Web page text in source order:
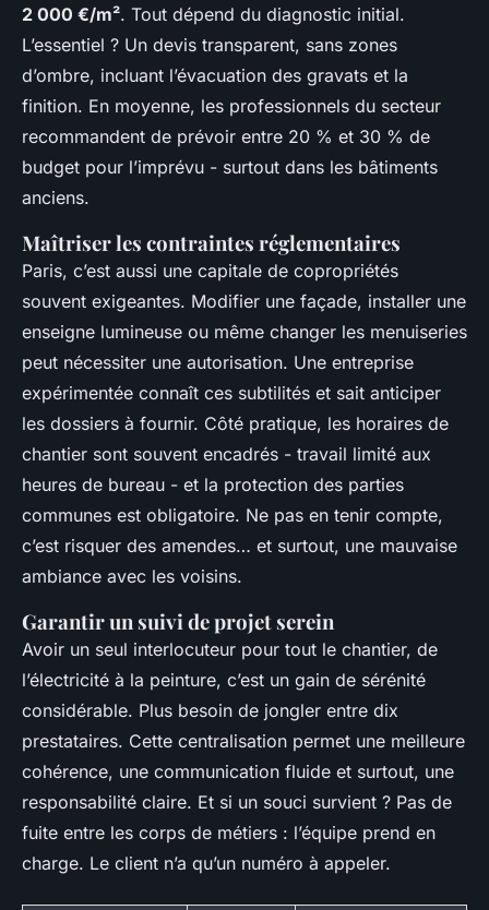
2 000 €/m². Tout dépend du diagnostic initial.
L’essentiel ? Un devis transparent, sans zones
d’ombre, incluant l’évacuation des gravats et la
finition. En moyenne, les professionnels du secteur
recommandent de prévoir entre 20 % et 30 % de
budget pour l’imprévu - surtout dans les bâtiments
anciens.
Maîtriser les contraintes réglementaires
Paris, c’est aussi une capitale de copropriétés
souvent exigeantes. Modifier une façade, installer une
enseigne lumineuse ou même changer les menuiseries
peut nécessiter une autorisation. Une entreprise
expérimentée connaît ces subtilités et sait anticiper
les dossiers à fournir. Côté pratique, les horaires de
chantier sont souvent encadrés - travail limité aux
heures de bureau - et la protection des parties
communes est obligatoire. Ne pas en tenir compte,
c’est risquer des amendes… et surtout, une mauvaise
ambiance avec les voisins.
Garantir un suivi de projet serein
Avoir un seul interlocuteur pour tout le chantier, de
l’électricité à la peinture, c’est un gain de sérénité
considérable. Plus besoin de jongler entre dix
prestataires. Cette centralisation permet une meilleure
cohérence, une communication fluide et surtout, une
responsabilité claire. Et si un souci survient ? Pas de
fuite entre les corps de métiers : l’équipe prend en
charge. Le client n’a qu’un numéro à appeler.